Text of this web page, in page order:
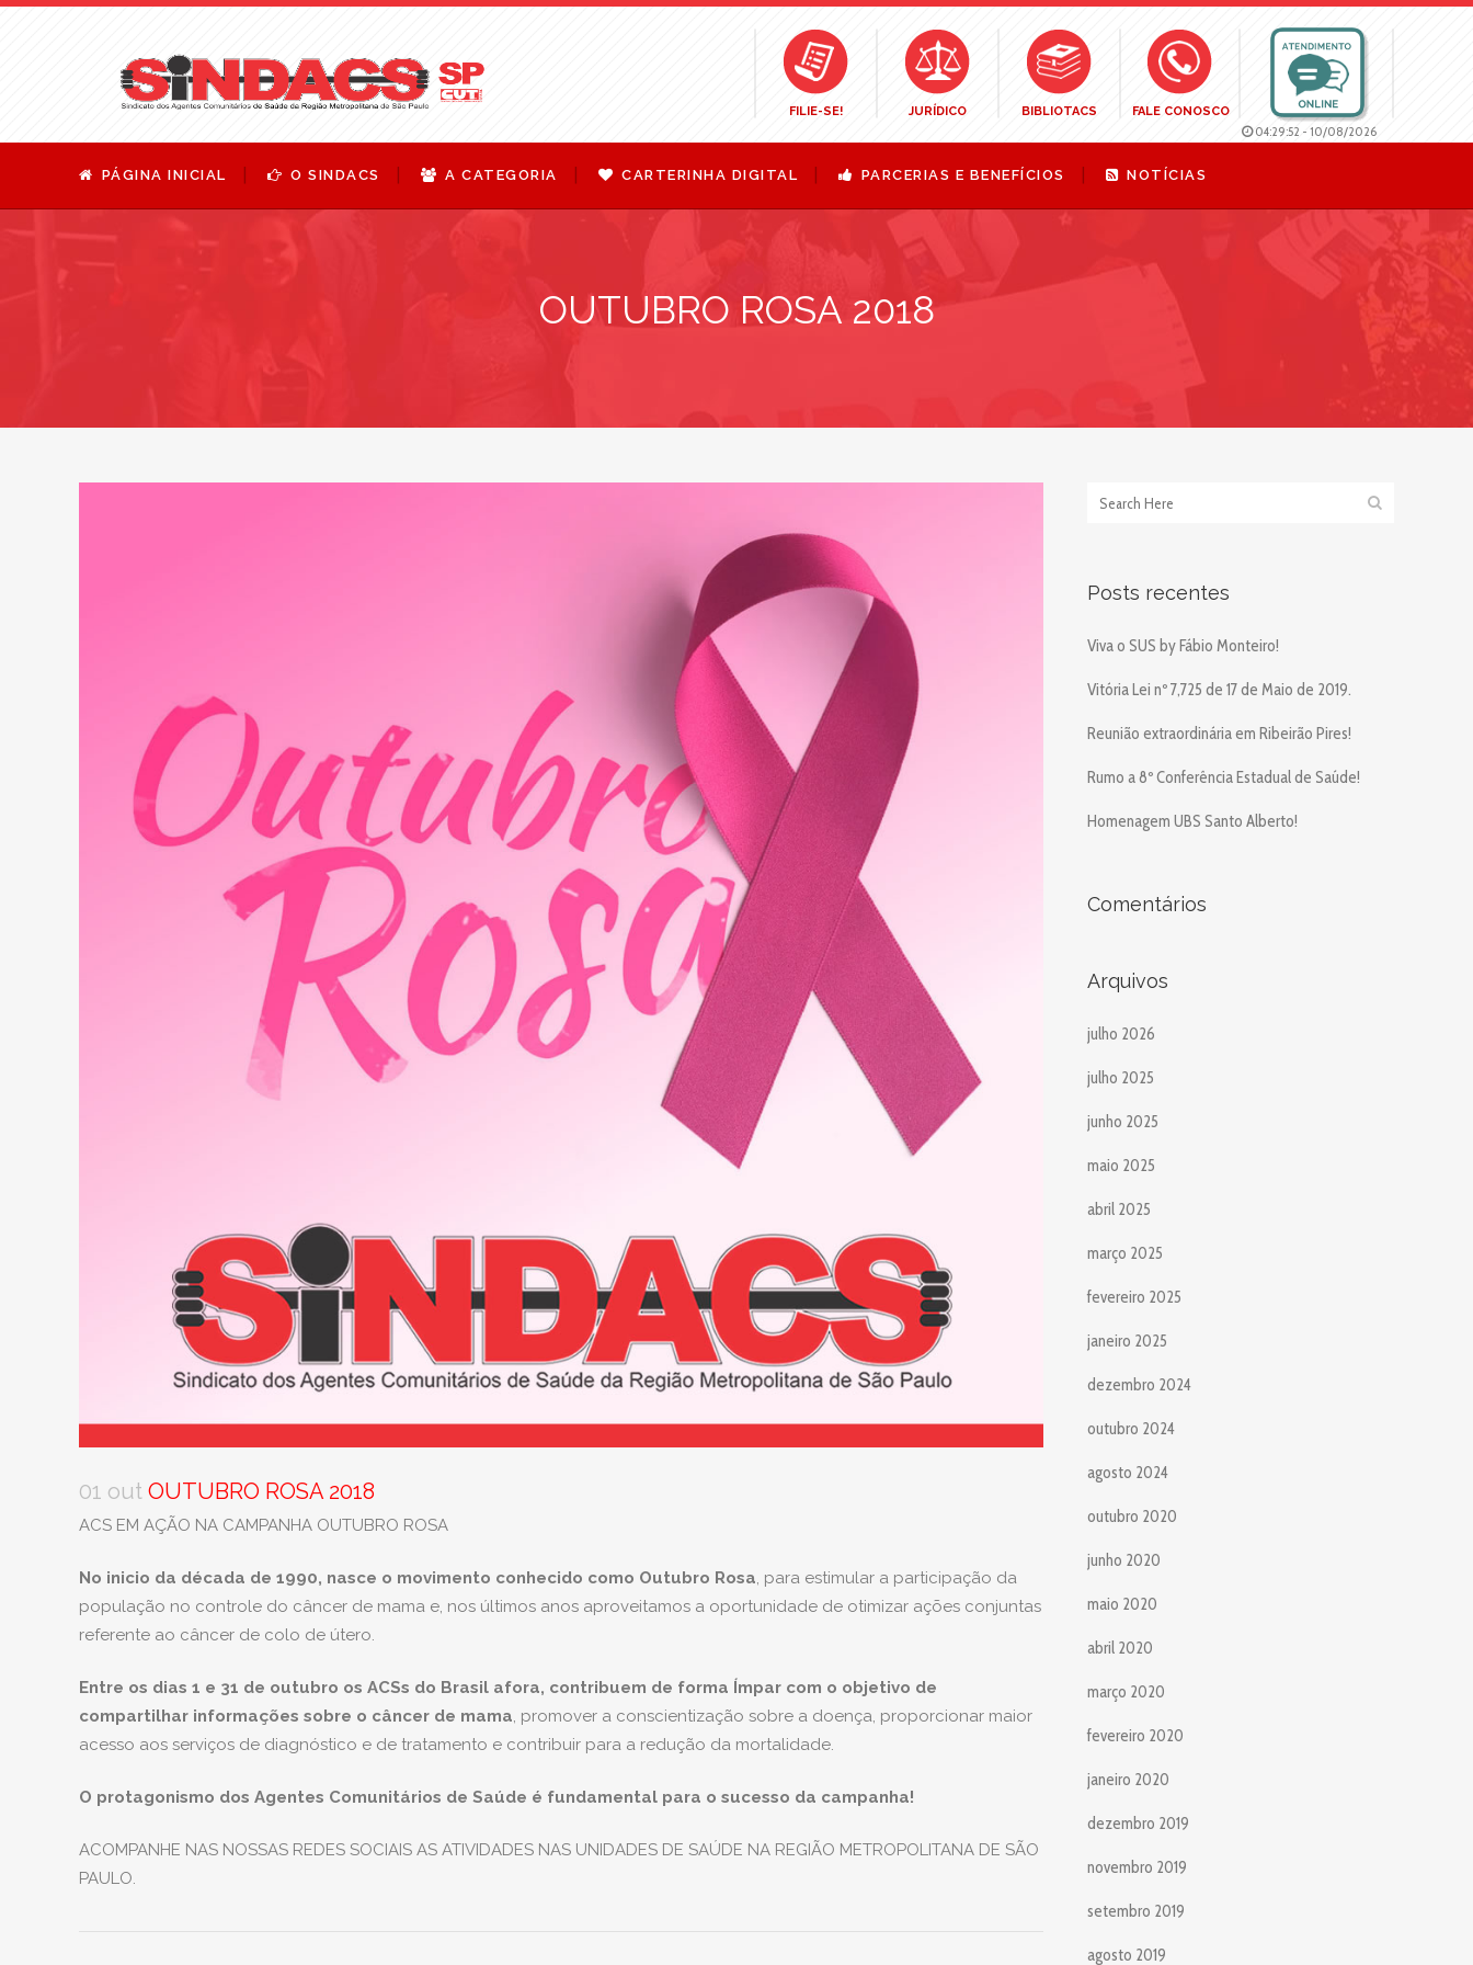
04:29:53 - 10/08/2026
FILIE-SE! JURÍDICO BIBLIOTACS FALE CONOSCO
PÁGINA INICIAL O SINDACS A CATEGORIA CARTERINHA DIGITAL PARCERIAS E BENEFÍCIOS NOTÍCIAS
OUTUBRO ROSA 2018
01 out OUTUBRO ROSA 2018
ACS EM AÇÃO NA CAMPANHA OUTUBRO ROSA
No inicio da década de 1990, nasce o movimento conhecido como Outubro Rosa, para estimular a participação da
população no controle do câncer de mama e, nos últimos anos aproveitamos a oportunidade de otimizar ações conjuntas
referente ao câncer de colo de útero.
Entre os dias 1 e 31 de outubro os ACSs do Brasil afora, contribuem de forma Ímpar com o objetivo de
compartilhar informações sobre o câncer de mama, promover a conscientização sobre a doença, proporcionar maior
acesso aos serviços de diagnóstico e de tratamento e contribuir para a redução da mortalidade.
O protagonismo dos Agentes Comunitários de Saúde é fundamental para o sucesso da campanha!
ACOMPANHE NAS NOSSAS REDES SOCIAIS AS ATIVIDADES NAS UNIDADES DE SAÚDE NA REGIÃO METROPOLITANA DE SÃO
PAULO.
Posts recentes
Viva o SUS by Fábio Monteiro!
Vitória Lei nº 7,725 de 17 de Maio de 2019.
Reunião extraordinária em Ribeirão Pires!
Rumo a 8º Conferência Estadual de Saúde!
Homenagem UBS Santo Alberto!
Comentários
Arquivos
julho 2026
julho 2025
junho 2025
maio 2025
abril 2025
março 2025
fevereiro 2025
janeiro 2025
dezembro 2024
outubro 2024
agosto 2024
outubro 2020
junho 2020
maio 2020
abril 2020
março 2020
fevereiro 2020
janeiro 2020
dezembro 2019
novembro 2019
setembro 2019
agosto 2019